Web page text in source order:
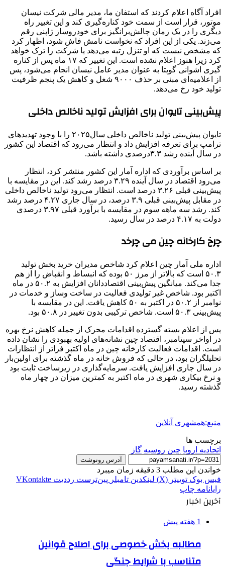
افراد آگاه اعلام کردند که‌ استفان ما، مدیر مالی شرکت نیسان
موتور، قرار است از سمت خود کناره‌گیری کند و این تغییر راه
دیگری را در یک زمان چالش‌برانگیز برای خودروساز ژاپنی رقم
می‌زند. ‌یکی از این افراد که نخواست نامش فاش شود، اظهار کرد
که مشخص نیست که او تنزل رتبه می‌دهد یا شرکت را ترک خواهد
کرد زیرا هنوز اعلام نشده است. این تغییر که ۱۷ ماه پس از کناره
گیری اشوانی گوپتا به عنوان مدیر عامل نیسان انجام می‌شود، پس
از اعلامیه‌ای مبنی بر حذف ۹۰۰۰ شغل و کاهش یک پنجم ظرفیت
تولید خود رخ می‌دهد.
پیش‌بینی تایوان برای افزایش تولید ناخالص داخلی
تایوان پیش‌بینی تولید ناخالص داخلی سال۲۰۲۵ را با وجود تهدیدهای
ترامپ برای تعرفه افزایش داد و انتظار می‌رود که اقتصاد این کشور
در سال آینده رشد ۳.۳درصدی داشته باشد.
بر اساس برآوردی که اداره آمار این کشور منتشر کرد، انتظار
می‌رود اقتصاد در سال آینده ۳.۲۹ درصد رشد کند. این در مقایسه با
پیش‌بینی قبلی ۳.۲۶ درصد است. انتظار می‌رود تولید ناخالص داخلی
در مقابل پیش‌بینی قبلی ۳.۹ درصد، در سال جاری ۴.۲۷ درصد رشد
کند. رشد سه ماهه سوم در مقایسه با برآورد قبلی ۳.۹۷ درصدی
دولت به ۴.۱۷ درصد در سال رسید.
چرخ کارخانه چین می چرخد
اداره ملی آمار چین اعلام کرد شاخص مدیران خرید بخش تولید
۵۰.۳ است که بالاتر از مرز ۵۰ بوده که انبساط و انقباض را از هم
جدا می‌کند. میانگین پیش‌بینی اقتصاددانان افزایش به ۵۰.۲ در ‌ماه
اکتبر بود. شاخص غیر تولیدی فعالیت در ساخت وساز و خدمات در
نوامبر از ۵۰.۲ در اکتبر به ۵۰ کاهش یافت. این در مقایسه با
پیش‌بینی ۵۰.۳ است. شاخص ترکیبی بدون تغییر در ۵۰.۸ بود.
پس از اعلام بسته گسترده اقدامات محرک از جمله کاهش نرخ بهره
در اواخر سپتامبر، اقتصاد چین نشانه‌های اولیه بهبودی را نشان داده
است. اقدامات فعالیت کارخانه چین در ماه اکتبر فراتر از انتظارات
تحلیلگران بود، در حالی که فروش خانه در ماه گذشته برای اولین‌بار
در سال جاری افزایش یافت. سرمایه‌گذاری در زیرساخت ثابت بود
و نرخ بیکاری شهری در ماه اکتبر به کمترین میزان در چهار ماه
گذشته رسید.
منبع:همشهری آنلاین
برچسب ها
اتحادیه اروپا چین روسیه گاز
آدرس رونوشت
خواندن این مطلب 3 دقیقه زمان میبرد
فیس بوک توییتر (X) لینکدین ‫تامبلر ‫پین‌ترست ‫رددیت ‫VKontakte
رایانامه چاپ
آخرین اخبار
1 هفته پیش
مطالبه بخش خصوصی برای اصلاح قوانین
متناسب با شرایط جنگی